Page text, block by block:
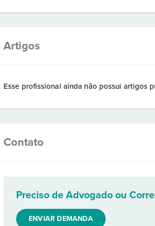
Artigos
Esse profissional ainda não possui artigos
Contato
Preciso de Advogado ou
ENVIAR DEMANDA